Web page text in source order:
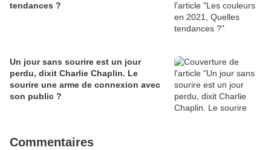
tendances ?
Un jour sans sourire est un jour
perdu, dixit Charlie Chaplin. Le
sourire une arme de connexion avec
son public ?
Commentaires